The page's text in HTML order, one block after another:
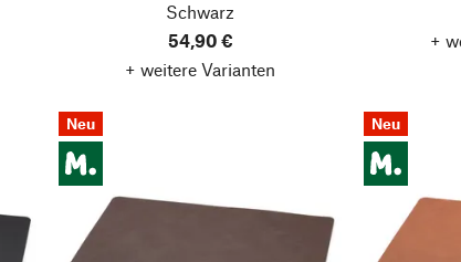
Schwarz
54,90 €
+ weitere Varianten
+
Neu Neu